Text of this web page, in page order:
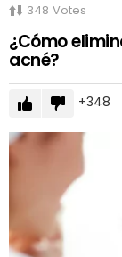
348 Votes
¿Cómo
acné?
348